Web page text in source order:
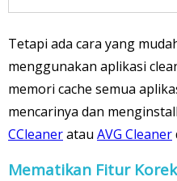
Tetapi ada cara yang
menggunakan aplikasi
memori cache semua
mencarinya dan
CCleaneratau AVG Cleaner
Mematikan Fitur